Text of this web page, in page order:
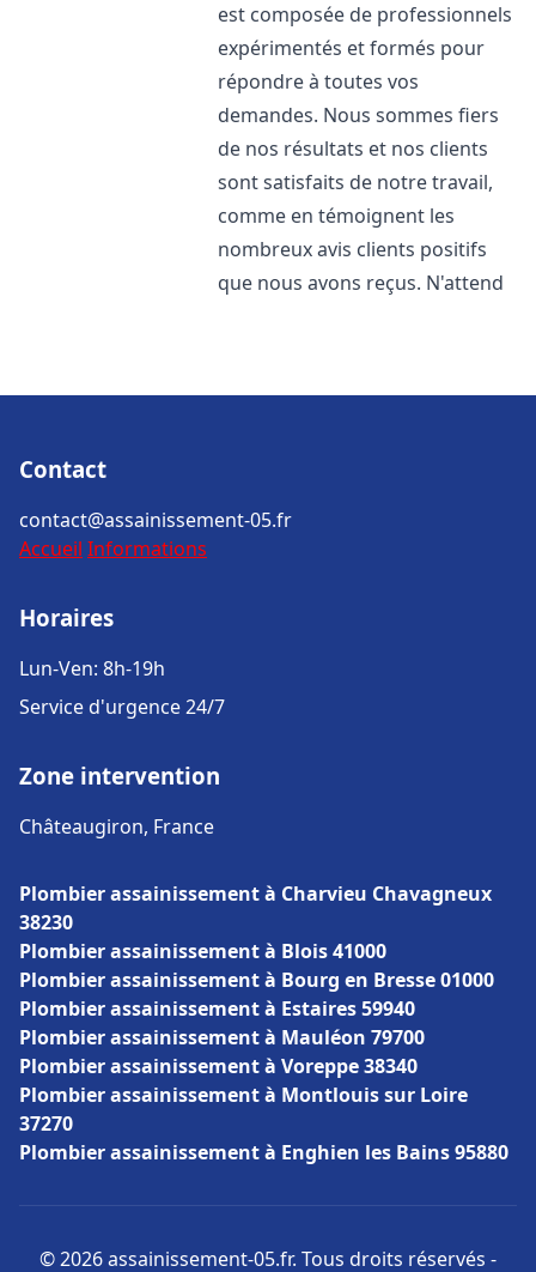
est composée de professionnels
expérimentés et formés pour
répondre à toutes vos
demandes. Nous sommes fiers
de nos résultats et nos clients
sont satisfaits de notre travail,
comme en témoignent les
nombreux avis clients positifs
que nous avons reçus. N'attend
Contact
contact@assainissement-05.fr
Accueil Informations
Horaires
Lun-Ven: 8h-19h
Service d'urgence 24/7
Zone intervention
Châteaugiron, France
Plombier assainissement à Charvieu Chavagneux
38230
Plombier assainissement à Blois 41000
Plombier assainissement à Bourg en Bresse 01000
Plombier assainissement à Estaires 59940
Plombier assainissement à Mauléon 79700
Plombier assainissement à Voreppe 38340
Plombier assainissement à Montlouis sur Loire
37270
Plombier assainissement à Enghien les Bains 95880
© 2026 assainissement-05.fr. Tous droits réservés -